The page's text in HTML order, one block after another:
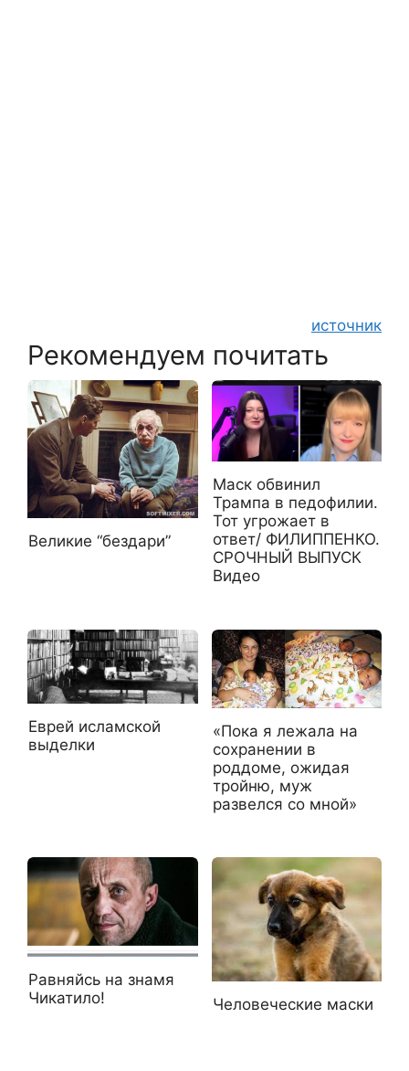
источник
Рекомендуем почитать
Великие “бездари”
Маск обвинил
Трампа в педофилии.
Тот угрожает в
ответ/ ФИЛИППЕНКО.
СРОЧНЫЙ ВЫПУСК
Видео
Еврей исламской
выделки
«Пока я лежала на
сохранении в
роддоме, ожидая
тройню, муж
развелся со мной»
Равняйсь на знамя
Чикатило!
Человеческие маски